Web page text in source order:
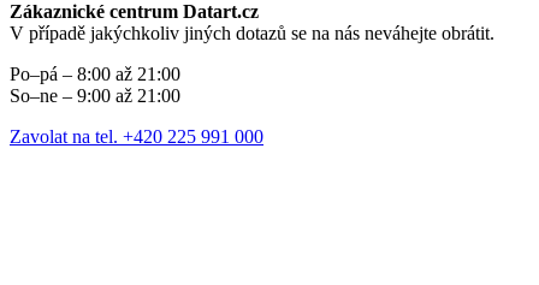
Zákaznické centrum Datart.cz
V případě jakýchkoliv jiných dotazů se na nás neváhejte obrátit.
Po–pá – 8:00 až 21:00
So–ne – 9:00 až 21:00
Zavolat na tel. +420 225 991 000